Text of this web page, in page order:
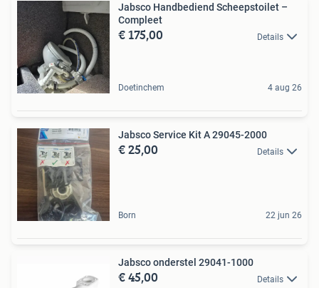
Jabsco Handbediend Scheepstoilet –
Compleet
€ 175,00 Details
Doetinchem 4 aug 26
Jabsco Service Kit A 29045-2000
€ 25,00 Details
Born 22 jun 26
Jabsco onderstel 29041-1000
€ 45,00 Details